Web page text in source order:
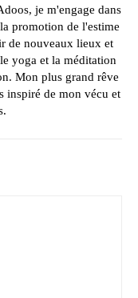
je m'engage dans
promotion de l'estime
de nouveaux lieux et
yoga et la méditation
Mon plus grand rêve
inspiré de mon vécu et